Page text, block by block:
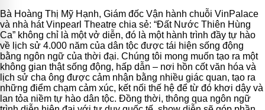
Bà Hoàng Thị Mỹ Hạnh, Giám đốc Vận hành chuỗi VinPalace
và nhà hát Vinpearl Theatre chia sẻ: “Đất Nước Thiên Hùng
Ca” không chỉ là một vở diễn, đó là một hành trình đầy tự hào
về lịch sử 4.000 năm của dân tộc được tái hiện sống động
bằng ngôn ngữ của thời đại. Chúng tôi mong muốn tạo ra một
không gian thật sống động, hấp dẫn – nơi hồn cốt văn hóa và
lịch sử cha ông được cảm nhận bằng nhiều giác quan, tạo ra
những điểm chạm cảm xúc, kết nối thế hệ để từ đó khơi dậy và
lan tỏa niềm tự hào dân tộc. Đồng thời, thông qua ngôn ngữ